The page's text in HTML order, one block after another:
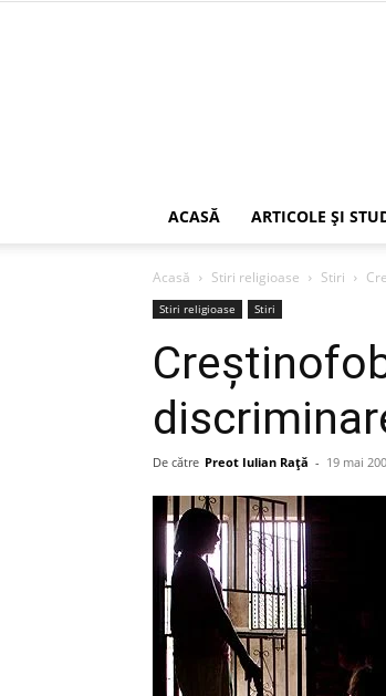
ACASĂ ARTICOLE ŞI
Acasă Stiri religioase Stiri
Stiri religioase Stiri
De către Preot Iulian Raţă - 19 mai